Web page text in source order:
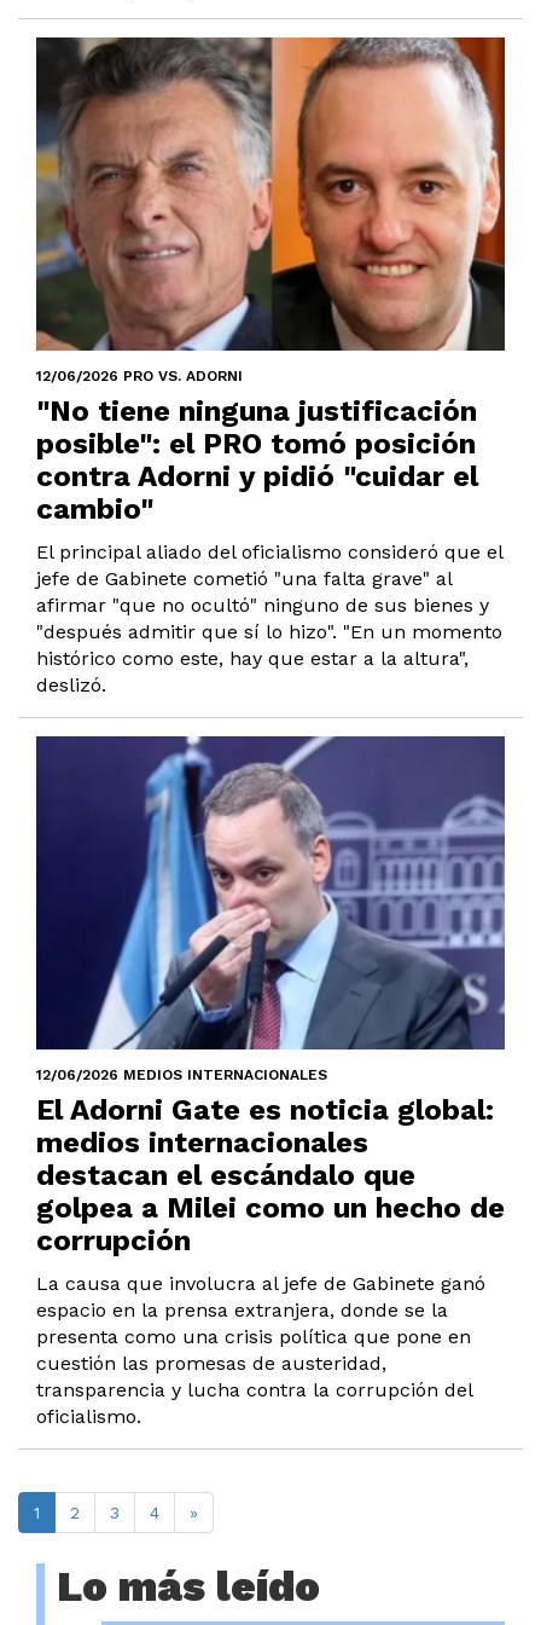
12/06/2026 PRO VS. ADORNI
"No tiene ninguna justificación
posible": el PRO tomó posición
contra Adorni y pidió "cuidar el
cambio"
El principal aliado del oficialismo consideró que el
jefe de Gabinete cometió "una falta grave" al
afirmar "que no ocultó" ninguno de sus bienes y
"después admitir que sí lo hizo". "En un momento
histórico como este, hay que estar a la altura",
deslizó.
12/06/2026 MEDIOS INTERNACIONALES
El Adorni Gate es noticia global:
medios internacionales
destacan el escándalo que
golpea a Milei como un hecho de
corrupción
La causa que involucra al jefe de Gabinete ganó
espacio en la prensa extranjera, donde se la
presenta como una crisis política que pone en
cuestión las promesas de austeridad,
transparencia y lucha contra la corrupción del
oficialismo.
1 2 3 4 »
Lo más leído